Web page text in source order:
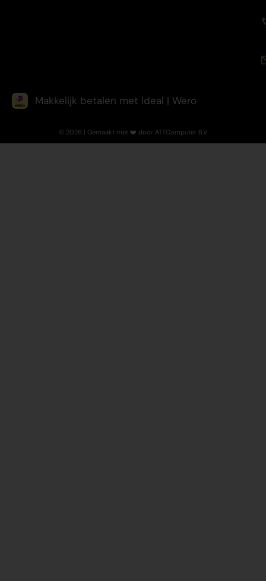
Makkelijk betalen met Ideal | Wero
© 2026 | Gemaakt met ❤️ door ATTComputer B.V